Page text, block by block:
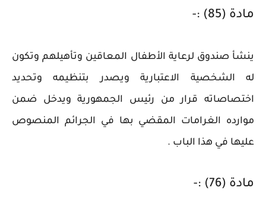
مادة (85) :-
ينشأ صندوق لرعاية الأطفال المعاقين وتأهيلهم وتكون
له الشخصية الاعتبارية ويصدر بتنظيمه وتحديد
اختصاصاته قرار من رئيس الجمهورية ويدخل ضمن
موارده الغرامات المقضي بها في الجرائم المنصوص
عليها في هذا الباب .
مادة (76) :-